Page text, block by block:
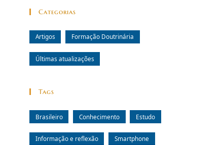
Categorias
Artigos Formação Doutrinária
Últimas atualizações
Tags
Brasileiro Conhecimento Estudo
Informação e reflexão Smartphone